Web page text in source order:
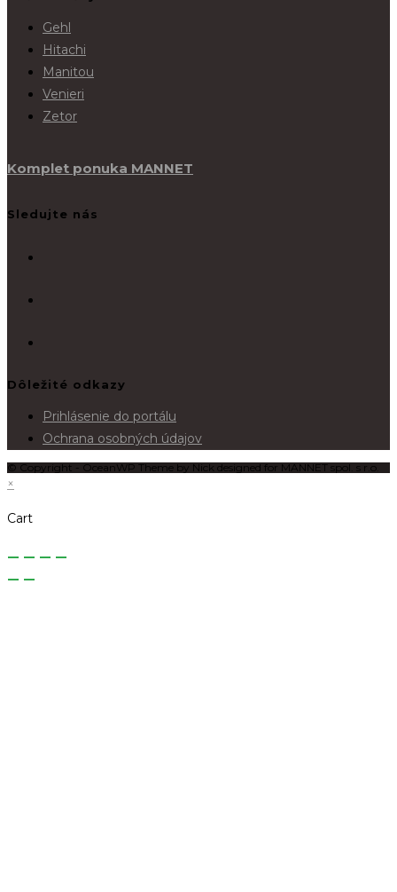
Gehl
Hitachi
Manitou
Venieri
Zetor
Komplet ponuka MANNET
Sledujte nás
Dôležité odkazy
Prihlásenie do portálu
Ochrana osobných údajov
© Copyright - OceanWP Theme by Nick designed for MANNET spol. s r.o.
×
Cart